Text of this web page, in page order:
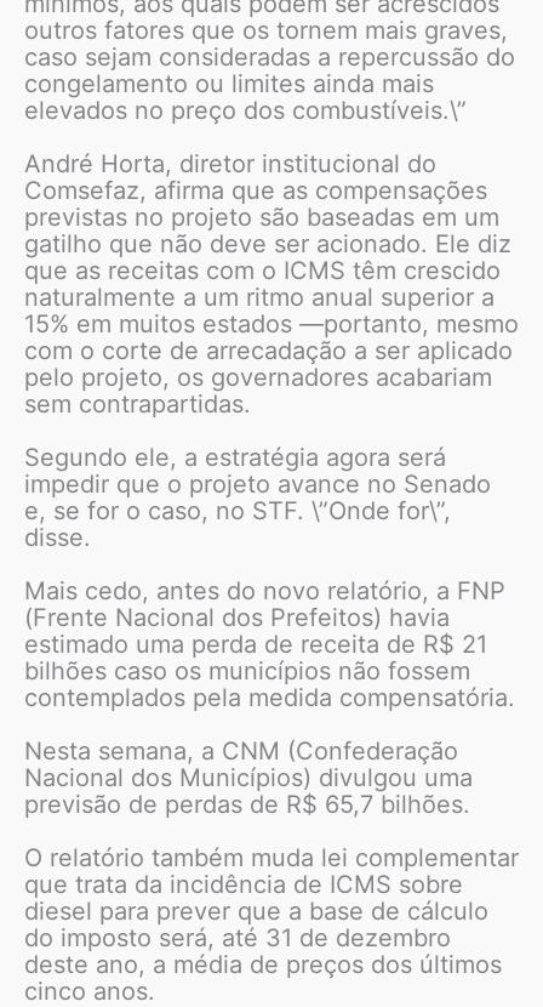
outros fatores que os tornem mais graves,
caso sejam consideradas a repercussão do
congelamento ou limites ainda mais
elevados no preço dos combustíveis.\”
André Horta, diretor institucional do
Comsefaz, afirma que as compensações
previstas no projeto são baseadas em um
gatilho que não deve ser acionado. Ele diz
que as receitas com o ICMS têm crescido
naturalmente a um ritmo anual superior a
15% em muitos estados —portanto, mesmo
com o corte de arrecadação a ser aplicado
pelo projeto, os governadores acabariam
sem contrapartidas.
Segundo ele, a estratégia agora será
impedir que o projeto avance no Senado
e, se for o caso, no STF. \”Onde for\”,
disse.
Mais cedo, antes do novo relatório, a FNP
(Frente Nacional dos Prefeitos) havia
estimado uma perda de receita de R$ 21
bilhões caso os municípios não fossem
contemplados pela medida compensatória.
Nesta semana, a CNM (Confederação
Nacional dos Municípios) divulgou uma
previsão de perdas de R$ 65,7 bilhões.
O relatório também muda lei complementar
que trata da incidência de ICMS sobre
diesel para prever que a base de cálculo
do imposto será, até 31 de dezembro
deste ano, a média de preços dos últimos
cinco anos.